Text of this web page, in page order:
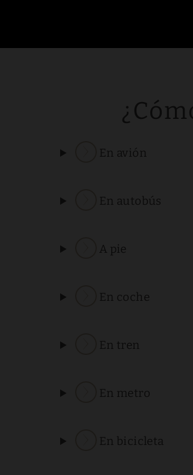
Contacto, Dirección y Cómo Llegar | Privilège
En avión
En autobús
A pie
En coche
En tren
En metro
En bicicleta